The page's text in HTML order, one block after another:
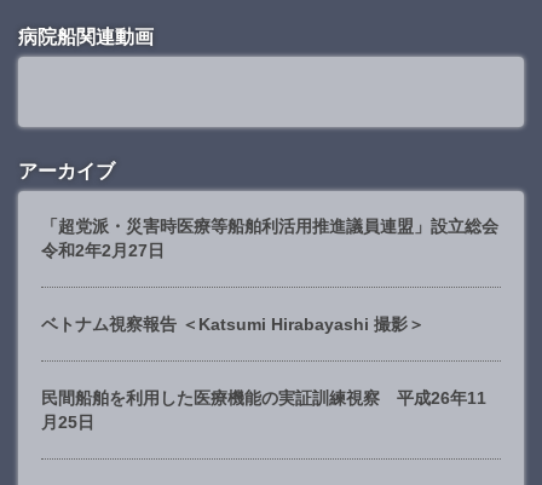
病院船関連動画
アーカイブ
「超党派・災害時医療等船舶利活用推進議員連盟」設立総会
令和2年2月27日
ベトナム視察報告 ＜Katsumi Hirabayashi 撮影＞
民間船舶を利用した医療機能の実証訓練視察 平成26年11
月25日